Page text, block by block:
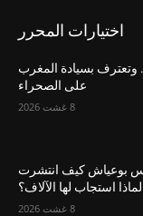
اختيارات المحرر
وتعترف بسيادة المغرب
على الصحراء
8 غشت 2026
بوعياش كيف انتشرت
استجاب لها الآلاف؟
8 غشت 2026